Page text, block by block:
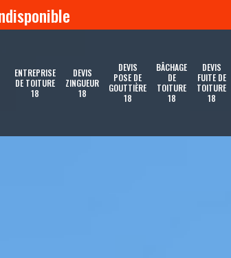
ENTREPRISE
DE TOITURE
18
DEVIS
ZINGUEUR
18
DEVIS
POSE DE
GOUTTIÈRE
18
BÂCHAGE
DE
TOITURE
18
DEVIS
FUITE DE
TOITURE
18